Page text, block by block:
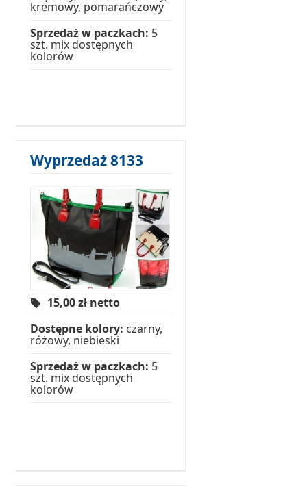
kremowy, pomarańczowy
Sprzedaż w paczkach: 5
szt. mix dostępnych
kolorów
Wyprzedaż 8133
15,00zł netto
Dostępne kolory: czarny,
różowy, niebieski
Sprzedaż w paczkach: 5
szt. mix dostępnych
kolorów